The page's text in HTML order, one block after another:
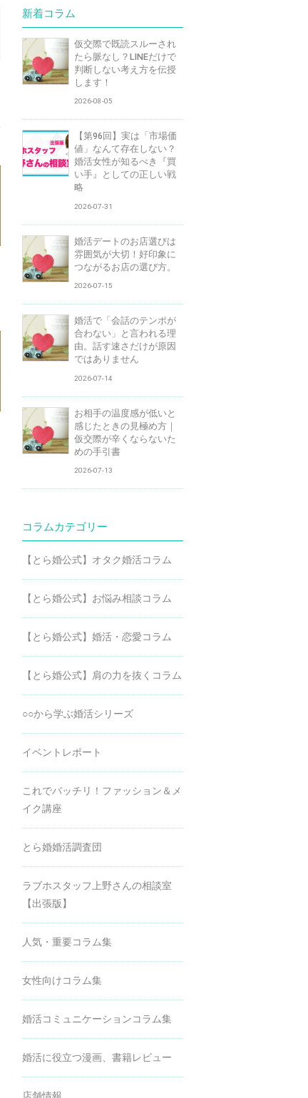
新着コラム
仮交際で既読スルーされ
たら脈なし？LINEだけで
判断しない考え方を伝授
します！
2026-08-05
【第96回】実は「市場価
値」なんて存在しない？
婚活女性が知るべき『買
い手』としての正しい戦
略
2026-07-31
婚活デートのお店選びは
雰囲気が大切！好印象に
つながるお店の選び方。
2026-07-15
婚活で「会話のテンポが
合わない」と言われる理
由。話す速さだけが原因
ではありません
2026-07-14
お相手の温度感が低いと
感じたときの見極め方｜
仮交際が辛くならないた
めの手引書
2026-07-13
コラムカテゴリー
【とら婚公式】オタク婚活コラム
【とら婚公式】お悩み相談コラム
【とら婚公式】婚活・恋愛コラム
【とら婚公式】肩の力を抜くコラム
○○から学ぶ婚活シリーズ
イベントレポート
これでバッチリ！ファッション＆メ
イク講座
とら婚婚活調査団
ラブホスタッフ上野さんの相談室
【出張版】
人気・重要コラム集
女性向けコラム集
婚活コミュニケーションコラム集
婚活に役立つ漫画、書籍レビュー